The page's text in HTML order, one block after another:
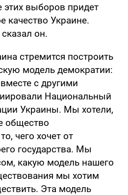
выборов придет
качество Украине.
он.
стремится построить
модель демократии:
с другими
Национальный
Украины. Мы хотели,
общество
чего хочет от
государства. Мы
какую модель нашего
мы хотим
Эта модель